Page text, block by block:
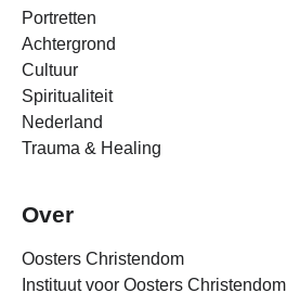
Portretten
Achtergrond
Cultuur
Spiritualiteit
Nederland
Trauma & Healing
Over
Oosters Christendom
Instituut voor Oosters Christendom